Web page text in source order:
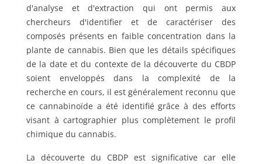
d'analyse et d'extraction qui ont permis aux
chercheurs d'identifier et de caractériser des
composés présents en faible concentration dans la
plante de cannabis. Bien que les détails spécifiques
de la date et du contexte de la découverte du CBDP
soient enveloppés dans la complexité de la
recherche en cours, il est généralement reconnu que
ce cannabinoïde a été identifié grâce à des efforts
visant à cartographier plus complètement le profil
chimique du cannabis.
La découverte du CBDP est significative car elle